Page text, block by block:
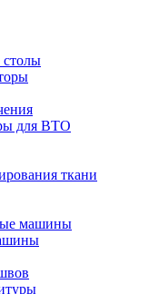
для ВТО
ткани
машины